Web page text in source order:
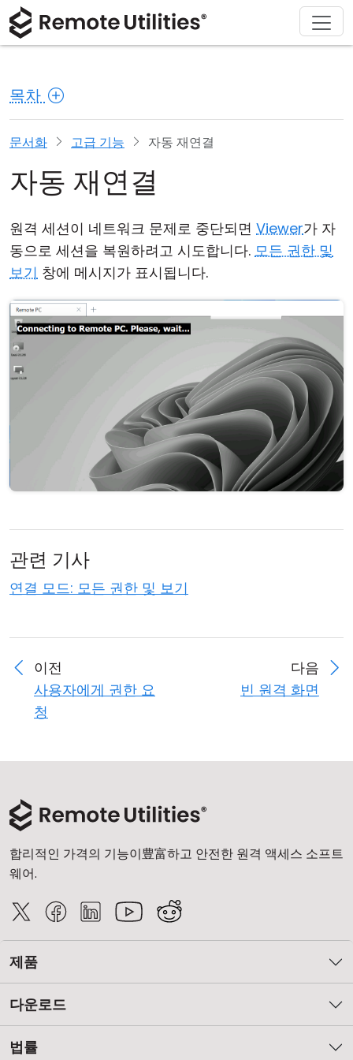
목차
문서화 고급 기능 자동 재연결
자동 재연결
원격 세션이 네트워크 문제로 중단되면 Viewer가 자
동으로 세션을 복원하려고 시도합니다. 모든 권한 및
보기 창에 메시지가 표시됩니다.
관련 기사
연결 모드: 모든 권한 및 보기
이전
사용자에게 권한 요
청
다음
빈 원격 화면
합리적인 가격의 기능이豊富하고 안전한 원격 액세스 소프트
웨어.
제품
다운로드
법률
제품
보안
스크린샷
릴리즈 노트
무인 액세스
Active Directory 지원
MSI 구성
클라우드 & 온프레미스
솔루션
제조 및 소매업
헬스케어
교육 및 정부
다운로드
macOS
Linux
iOS/Android
구매
라이선스 어시스턴트
라이선스 업그레이드
지원
문서
지식 기반
회사 소개
보도 자료실
리뷰 작성하기